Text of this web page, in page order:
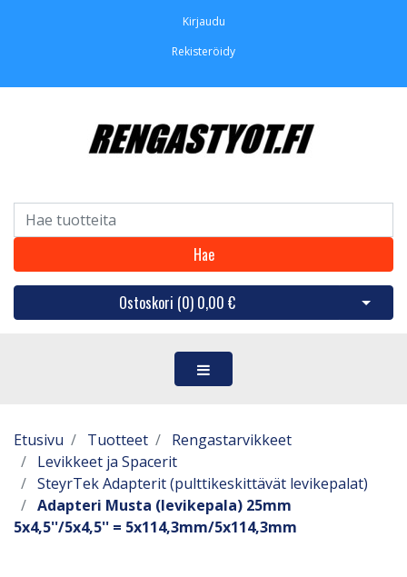
Kirjaudu
Rekisteröidy
Hae
Ostoskori (0) 0,00 € Avaa
Etusivu Tuotteet
Rengastarvikkeet
Levikkeet ja Spacerit
SteyrTek Adapterit (pulttikeskittävät levikepalat)
Adapteri Musta (levikepala) 25mm
5x4,5''/5x4,5'' = 5x114,3mm/5x114,3mm